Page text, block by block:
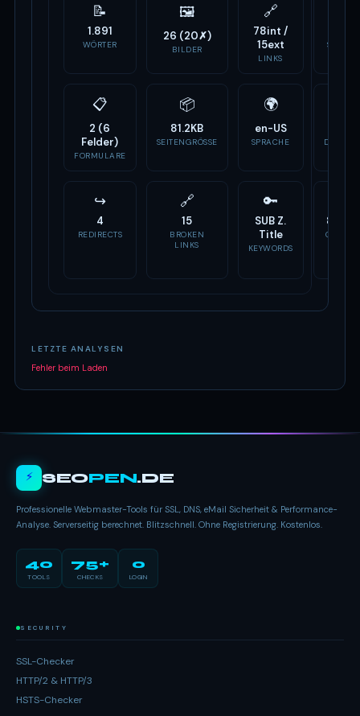
📝
1.891
WÖRTER
🖼
26 (20✗)
BILDER
🔗
78int /
15ext
LINKS
SCRIPTS
📋
2 (6
Felder)
FORMULARE
📦
81.2KB
SEITENGRÖSSE
🌍
en-US
SPRACHE
↪
4
REDIRECTS
🔗
15
BROKEN
LINKS
🔑
SUB Z.
Title
KEYWORDS
8 Tags
OG
LETZTE ANALYSEN
Fehler beim Laden
⚡ SEOPEN.DE
Professionelle Webmaster-Tools für SSL, DNS, eMail Sicherheit & Performance-
Analyse. Serverseitig berechnet. Blitzschnell. Ohne Registrierung. Kostenlos.
40
TOOLS
75+
CHECKS
0
LOGIN
SECURITY
SSL-Checker
HTTP/2 & HTTP/3
HSTS-Checker